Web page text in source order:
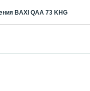
BAXI QAA 73 KHG